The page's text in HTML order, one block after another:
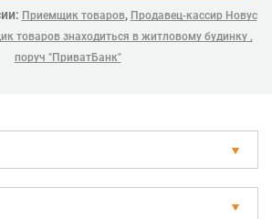
Приемщик товаров, Продавец-кассир Новус
товаров знаходиться в житловому будинку ,
поруч "ПриватБанк"